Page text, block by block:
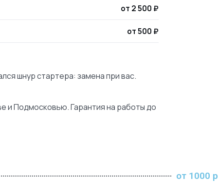
от 2 500 ₽
от 500 ₽
шнур стартера: замена при вас.
и Подмосковью. Гарантия на работы до
от 1000 р